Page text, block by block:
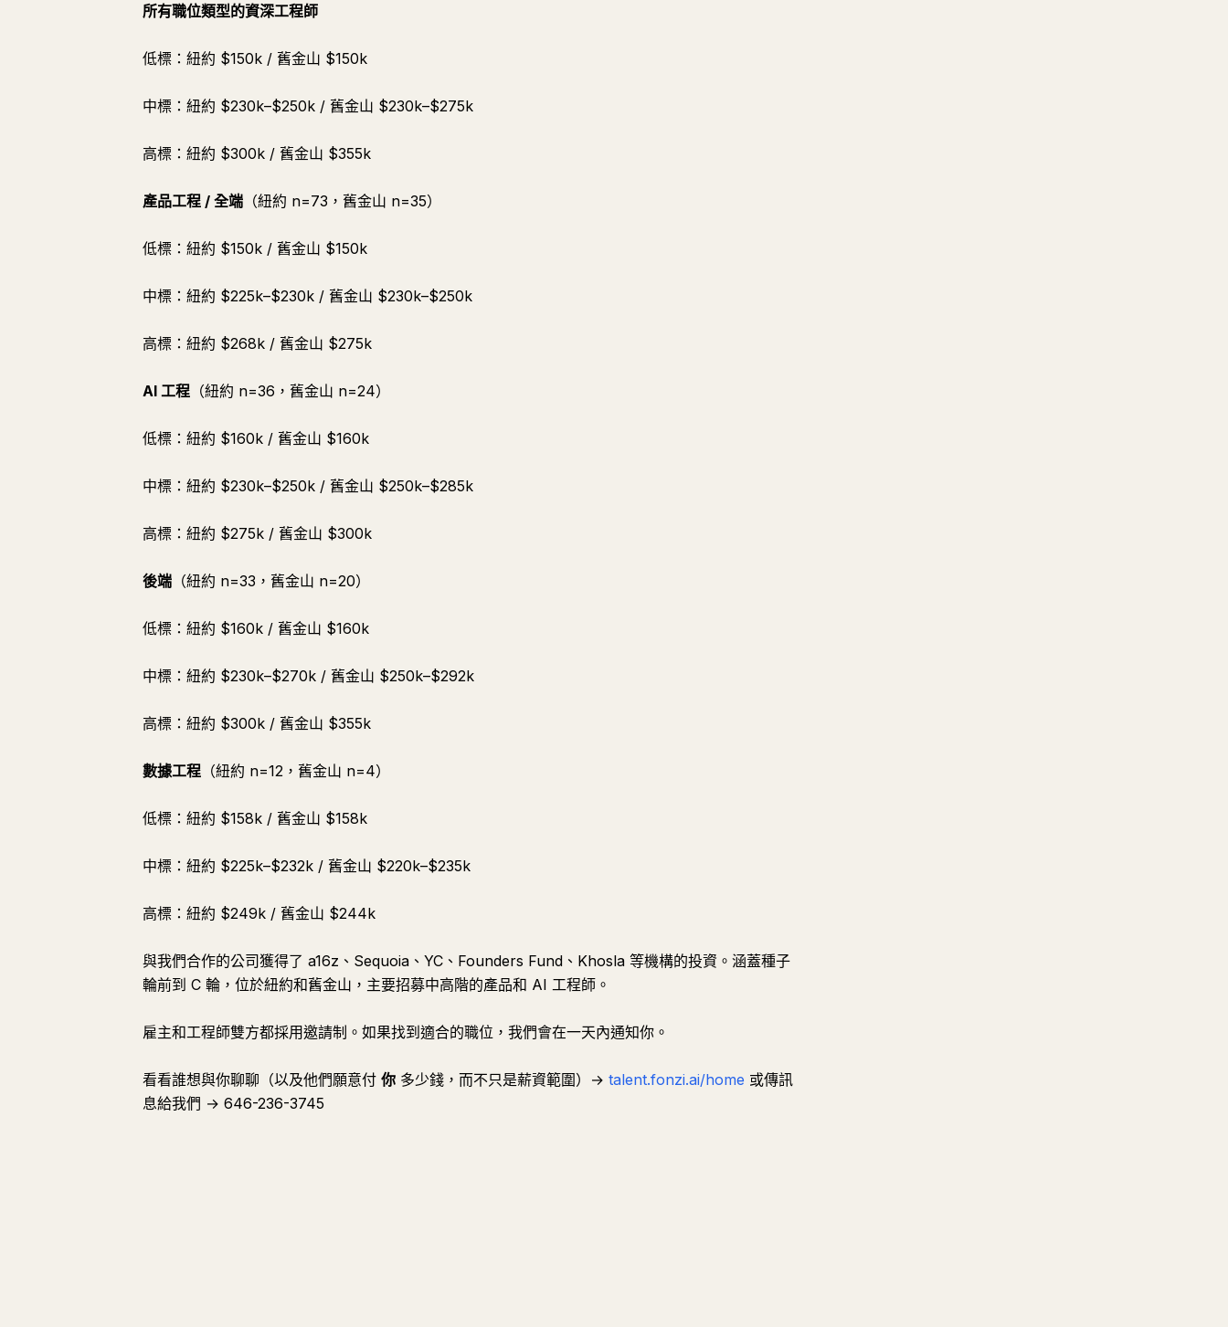
所有職位類型的資深工程師
低標：紐約 $150k / 舊金山 $150k
中標：紐約 $230k–$250k / 舊金山 $230k–$275k
高標：紐約 $300k / 舊金山 $355k
產品工程 / 全端 （紐約 n=73，舊金山 n=35）
低標：紐約 $150k / 舊金山 $150k
中標：紐約 $225k–$230k / 舊金山 $230k–$250k
高標：紐約 $268k / 舊金山 $275k
AI 工程 （紐約 n=36，舊金山 n=24）
低標：紐約 $160k / 舊金山 $160k
中標：紐約 $230k–$250k / 舊金山 $250k–$285k
高標：紐約 $275k / 舊金山 $300k
後端 （紐約 n=33，舊金山 n=20）
低標：紐約 $160k / 舊金山 $160k
中標：紐約 $230k–$270k / 舊金山 $250k–$292k
高標：紐約 $300k / 舊金山 $355k
數據工程 （紐約 n=12，舊金山 n=4）
低標：紐約 $158k / 舊金山 $158k
中標：紐約 $225k–$232k / 舊金山 $220k–$235k
高標：紐約 $249k / 舊金山 $244k
與我們合作的公司獲得了 a16z、Sequoia、YC、Founders Fund、Khosla 等機構的投資。涵蓋種子
輪前到 C 輪，位於紐約和舊金山，主要招募中高階的產品和 AI 工程師。
雇主和工程師雙方都採用邀請制。如果找到適合的職位，我們會在一天內通知你。
看看誰想與你聊聊（以及他們願意付 你 多少錢，而不只是薪資範圍）→ talent.fonzi.ai/home 或傳訊
息給我們 → 646-236-3745